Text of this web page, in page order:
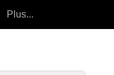
Plus...